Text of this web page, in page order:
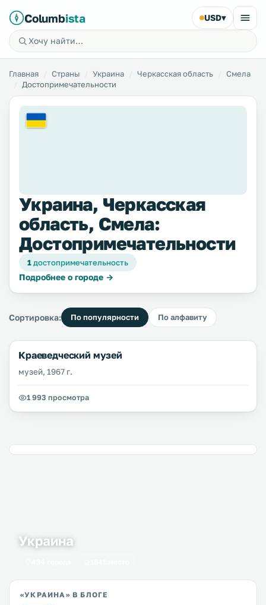
Columbista USD▾
Главная Страны Украина Черкасская область
Смела
Достопримечательности
Украина, Черкасская
область, Смела:
Достопримечательности
1достопримечательность
Подробнее о городе →
Сортировка: По популярности По алфавиту
Краеведческий музей
музей, 1967 г.
1 993 просмотра
Украина
«УКРАИНА» В БЛОГЕ